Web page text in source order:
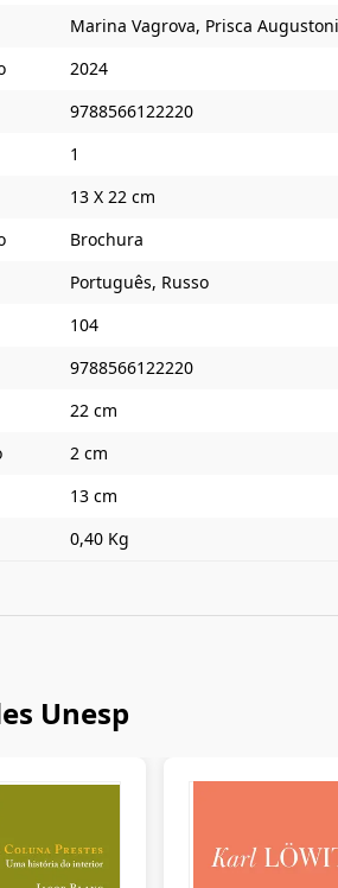
Marina Vagrova, Prisca Augustoni
2024
9788566122220
1
13 X 22 cm
Brochura
Português, Russo
104
9788566122220
22 cm
2 cm
13 cm
0,40 Kg
Unesp